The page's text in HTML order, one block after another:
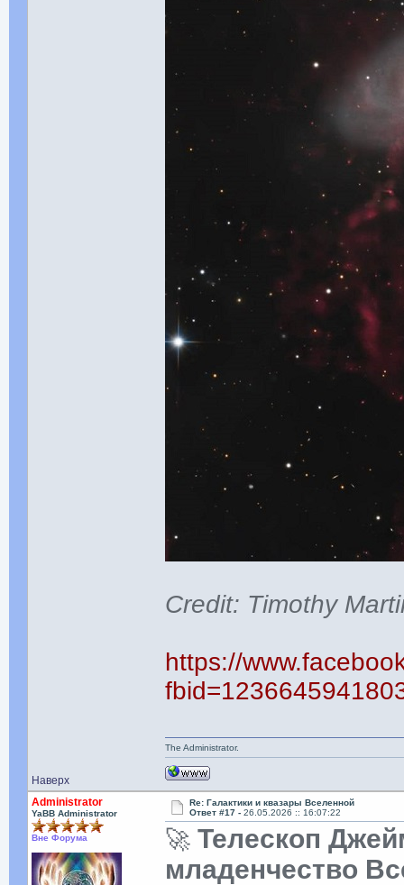
Credit: Timothy
https://
Наверх
The Administrator.
Administrator
YaBB Administrator
Вне Форума
Re: Галактики и квазары Вселенной
Ответ #17 -26.05.2026 :: 16:07:22
🚀 Телескоп
младенчество